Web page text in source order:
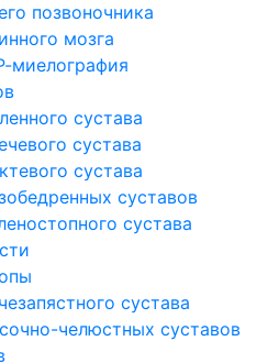
позвоночника
мозга
миелография
сустава
сустава
сустава
суставов
сустава
сустава
челюстных суставов